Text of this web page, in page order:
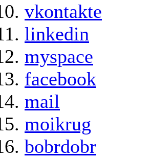
vkontakte
linkedin
myspace
facebook
mail
moikrug
bobrdobr